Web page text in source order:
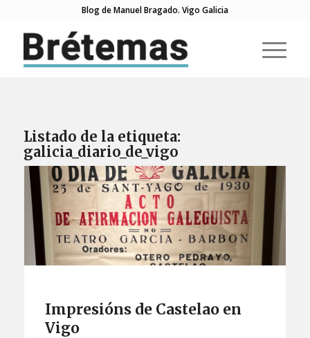
Blog de Manuel Bragado. Vigo Galicia
Listado de la etiqueta:
galicia_diario_de_vigo
Impresións de Castelao en
Vigo